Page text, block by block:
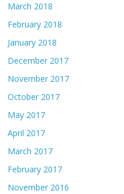
March 2018
February 2018
January 2018
December 2017
November 2017
October 2017
May 2017
April 2017
March 2017
February 2017
November 2016